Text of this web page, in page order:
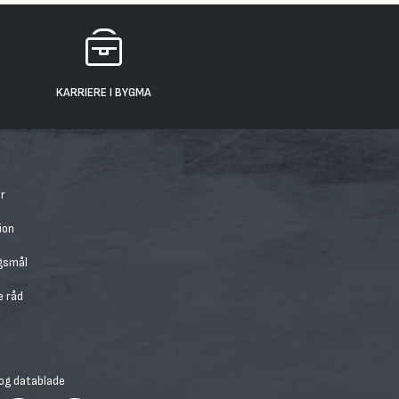
KARRIERE I BYGMA
råd
datablade